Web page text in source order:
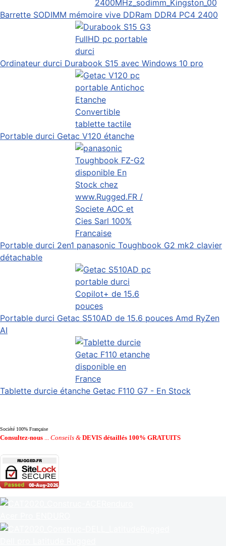
Barrette SODIMM mémoire vive DDRam DDR4 PC4 2400
Ordinateur durci Durabook S15 avec Windows 10 pro
Portable durci Getac V120 étanche
Portable durci 2en1 panasonic Toughbook G2 mk2 clavier
détachable
Portable durci Getac S510AD de 15.6 pouces Amd RyZen
AI
Tablette durcie étanche Getac F110 G7 - En Stock
Société 100% Française
Consultez-nous Conseils & DEVIS détaillés 100% GRATUITS